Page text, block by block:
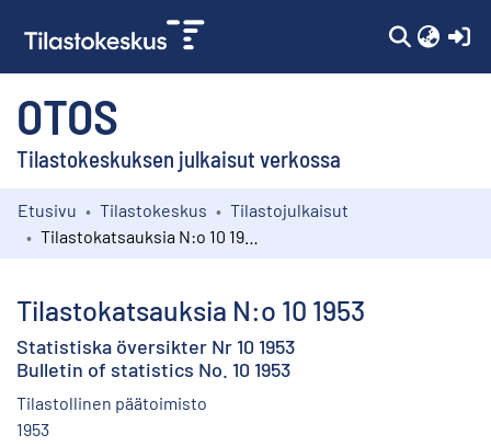
OTOS
Tilastokeskuksen julkaisut verkossa
Kokoelmat
Etusivu Tilastokeskus
Tilastojulkaisut
Tilastokatsauksia N:o 10 1953
Statistiska översikter Nr 10 1953
Bulletin of statistics No. 10 1953
Tilastollinen päätoimisto
1953